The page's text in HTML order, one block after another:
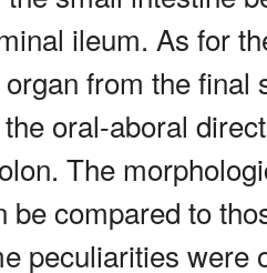
ileum. As for
from the
oral-aboral
The
be compared to
peculiarities were